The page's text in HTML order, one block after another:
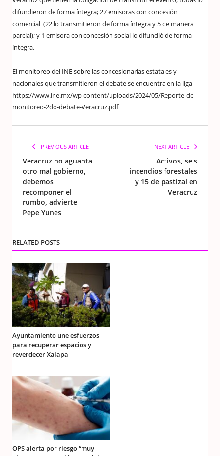
difundieron de forma íntegra; 27 emisoras con concesión
comercial (22 lo transmitieron de forma íntegra y 5 de manera
parcial); y 1 emisora con concesión social lo difundió de forma
íntegra.
El monitoreo del INE sobre las concesionarias estatales y
nacionales que transmitieron el debate se encuentra en la liga
https://www.ine.mx/wp-content/uploads/2024/05/Reporte-de-
monitoreo-2do-debate-Veracruz.pdf
PREVIOUS ARTICLE
Veracruz no aguanta
otro mal gobierno,
debemos
recomponer el
rumbo, advierte
Pepe Yunes
NEXT ARTICLE
Activos, seis
incendios forestales
y 15 de pastizal en
Veracruz
RELATED POSTS
Ayuntamiento une esfuerzos
para recuperar espacios y
reverdecer Xalapa
OPS alerta por riesgo “muy